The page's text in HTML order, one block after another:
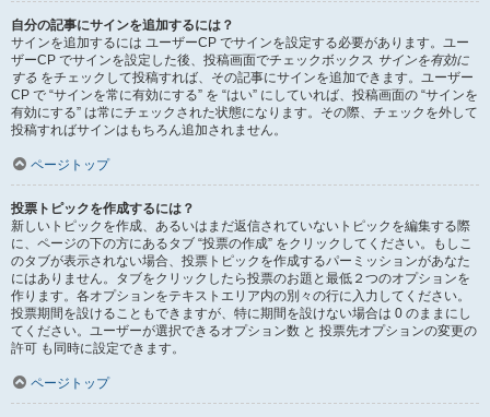
自分の記事にサインを追加するには？
サインを追加するには ユーザーCP でサインを設定する必要があります。ユー
ザーCP でサインを設定した後、投稿画面でチェックボックス サインを有効に
する をチェックして投稿すれば、その記事にサインを追加できます。ユーザー
CP で “サインを常に有効にする” を “はい” にしていれば、投稿画面の “サインを
有効にする” は常にチェックされた状態になります。その際、チェックを外して
投稿すればサインはもちろん追加されません。
ページトップ
投票トピックを作成するには？
新しいトピックを作成、あるいはまだ返信されていないトピックを編集する際
に、ページの下の方にあるタブ “投票の作成” をクリックしてください。もしこ
のタブが表示されない場合、投票トピックを作成するパーミッションがあなた
にはありません。タブをクリックしたら投票のお題と最低２つのオプションを
作ります。各オプションをテキストエリア内の別々の行に入力してください。
投票期間を設けることもできますが、特に期間を設けない場合は 0 のままにし
てください。ユーザーが選択できるオプション数 と 投票先オプションの変更の
許可 も同時に設定できます。
ページトップ